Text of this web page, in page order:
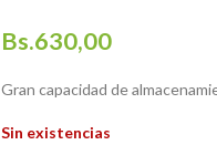
Bs.630,00
Gran capacidad de
Sin existencias